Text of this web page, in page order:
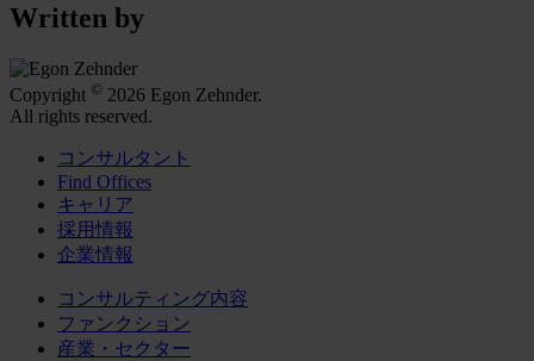
Written by
Copyright © 2026 Egon Zehnder.
All rights reserved.
コンサルタント
Find Offices
キャリア
採用情報
企業情報
コンサルティング内容
ファンクション
産業・セクター